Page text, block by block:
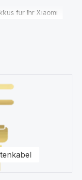
für Ihr Xiaomi
unserer
Wir halten
und
modernen
13